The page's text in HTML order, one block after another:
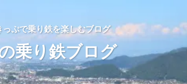
っぷで乗り鉄を楽しむブログ
乗り鉄ブログ